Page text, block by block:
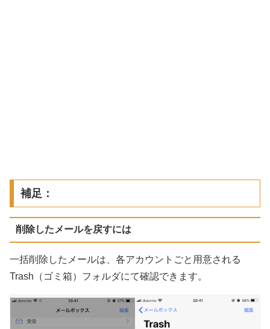
補足：
削除したメールを戻すには
一括削除したメールは、各アカウントごと用意される
Trash（ゴミ箱）フォルダにて確認できます。